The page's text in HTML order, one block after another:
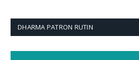
DHARMA PATRON RUTIN